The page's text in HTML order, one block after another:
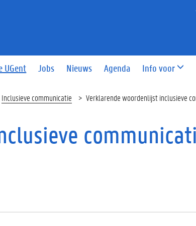
UGent Jobs Nieuws Agenda Info voor
Inclusieve communicatie Verklarende woordenlijst inclusieve